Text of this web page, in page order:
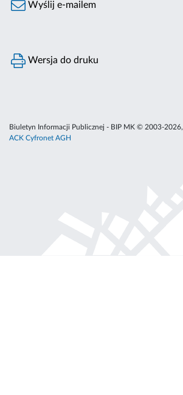
Wyślij e-mailem
Wersja do druku
Biuletyn Informacji Publicznej - BIP MK © 2003-2026,
ACK Cyfronet AGH